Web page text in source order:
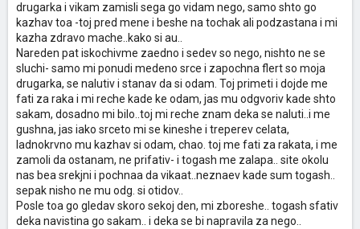
drugarka i vikam zamisli sega go vidam nego, samo shto go
kazhav toa -toj pred mene i beshe na tochak ali podzastana i mi
kazha zdravo mache..kako si au..
Nareden pat iskochivme zaedno i sedev so nego, nishto ne se
sluchi- samo mi ponudi medeno srce i zapochna flert so moja
drugarka, se nalutiv i stanav da si odam. Toj primeti i dojde me
fati za raka i mi reche kade ke odam, jas mu odgvoriv kade shto
sakam, dosadno mi bilo..toj mi reche znam deka se naluti..i me
gushna, jas iako srceto mi se kineshe i treperev celata,
ladnokrvno mu kazhav si odam, chao. toj me fati za rakata, i me
zamoli da ostanam, ne prifativ- i togash me zalapa.. site okolu
nas bea srekjni i pochnaa da vikaat..neznaev kade sum togash..
sepak nisho ne mu odg. si otidov..
Posle toa go gledav skoro sekoj den, mi zboreshe.. togash sfativ
deka navistina go sakam.. i deka se bi napravila za nego..